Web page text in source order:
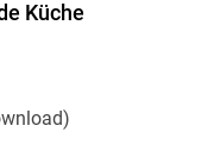
Küche